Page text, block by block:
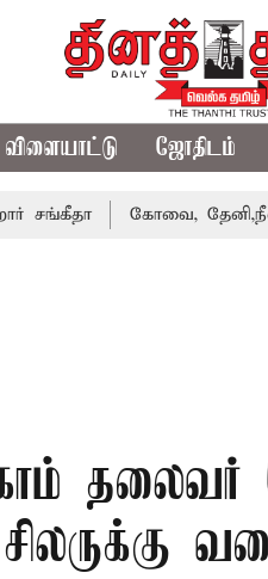
விளையாட்டு ஜோதிடம்
கோவை, தேனி,நீலகிரி